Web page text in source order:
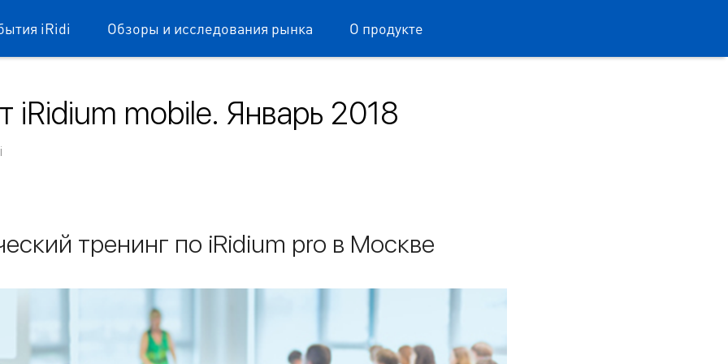
iRidi Обзоры и исследования рынка О продукте
iRidium mobile. Январь 2018
mobile
тренинг по iRidium pro в Москве